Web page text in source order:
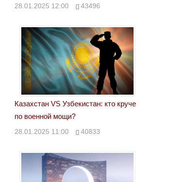
28.01.2025 12:00 43496
Казахстан VS Узбекистан: кто круче
по военной мощи?
28.01.2025 11:00 40833